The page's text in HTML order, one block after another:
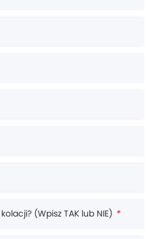
(Wpisz TAK lub NIE) *